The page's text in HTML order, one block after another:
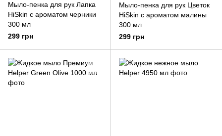
Мыло-пенка для рук Лапка
HiSkin с ароматом черники
300 мл
299 грн
Мыло-пенка для рук Цветок
HiSkin с ароматом малины
300 мл
299 грн